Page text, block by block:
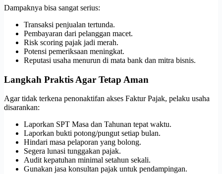
Dampaknya bisa sangat serius:
Transaksi penjualan tertunda.
Pembayaran dari pelanggan macet.
Risk scoring pajak jadi merah.
Potensi pemeriksaan meningkat.
Reputasi usaha menurun di mata bank dan mitra bisnis.
Langkah Praktis Agar Tetap Aman
Agar tidak terkena penonaktifan akses Faktur Pajak, pelaku usaha
disarankan:
Laporkan SPT Masa dan Tahunan tepat waktu.
Laporkan bukti potong/pungut setiap bulan.
Hindari masa pelaporan yang bolong.
Segera lunasi tunggakan pajak.
Audit kepatuhan minimal setahun sekali.
Gunakan jasa konsultan pajak untuk pendampingan.